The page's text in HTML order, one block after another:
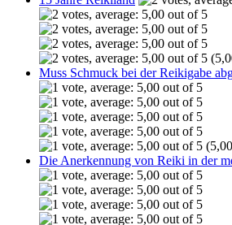
Muss Schmuck bei der Reikigabe
Die Anerkennung von Reiki in der